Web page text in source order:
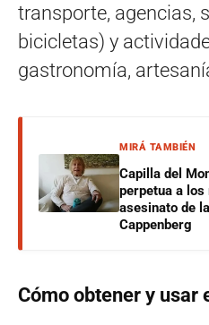
transporte, agencias,
bicicletas) y
gastronomía,
MIRÁ TAMBIÉN
Capilla del
perpetua a los
asesinato de
Cappenberg
Cómo obtener y usar